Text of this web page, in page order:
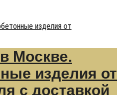
изделия от